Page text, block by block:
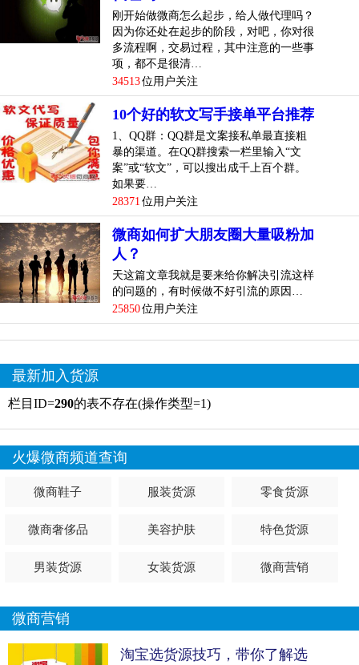
刚开始做微商怎么起步，给人做代理吗？
因为你还处在起步的阶段，对吧，你对很
多流程啊，交易过程，其中注意的一些事
项，都不是很清…
34513位用户关注
10个好的软文写手接单平台推荐
1、QQ群：QQ群是文案接私单最直接粗
暴的渠道。在QQ群搜索一栏里输入“文
案”或“软文”，可以搜出成千上百个群。
如果要…
28371 位用户关注
微商如何扩大朋友圈大量吸粉加
人？
天这篇文章我就是要来给你解决引流这样
的问题的，有时候做不好引流的原因…
25850位用户关注
最新加入货源
栏目ID=290的表不存在(操作类型=1)
火爆微商频道查询
微商鞋子 服装货源 零食货源
微商奢侈品 美容护肤 特色货源
男装货源 女装货源 微商营销
微商营销
淘宝选货源技巧，带你了解选